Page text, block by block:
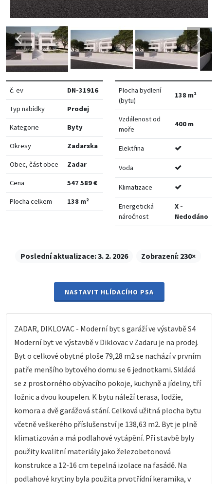
č. ev DN-31916
Typ nabídky Prodej
Kategorie Byty
Okresy Zadarska
Obec, část obce Zadar
Cena 547 589 €
Plocha celkem 138 m²
Plocha bydlení
(bytu)
138 m²
Vzdálenost od
moře
400 m
Elektřina
Voda
Klimatizace
Energetická
náročnost
X -
Nedodáno
Poslední aktualizace:3. 2. 2026 Zobrazení: 230×
NASTAVIT HLÍDACÍHO PSA
ZADAR, DIKLOVAC - Moderní byt s garáží ve výstavbě S4
Moderní byt ve výstavbě v Diklovac v Zadaru je na prodej.
Byt o celkové obytné ploše 79,28 m2 se nachází v prvním
patře menšího bytového domu se 6 jednotkami. Skládá
se z prostorného obývacího pokoje, kuchyně a jídelny, tří
ložnic a dvou koupelen. K bytu náleží terasa, lodžie,
komora a dvě garážová stání. Celková užitná plocha bytu
včetně veškerého příslušenství je 138,63 m2. Byt je plně
klimatizován a má podlahové vytápění. Při stavbě byly
použity kvalitní materiály jako železobetonová
konstrukce a 12-16 cm tepelná izolace na fasádě. Na
podlahové krytiny byla použita prvotřídní keramika, v